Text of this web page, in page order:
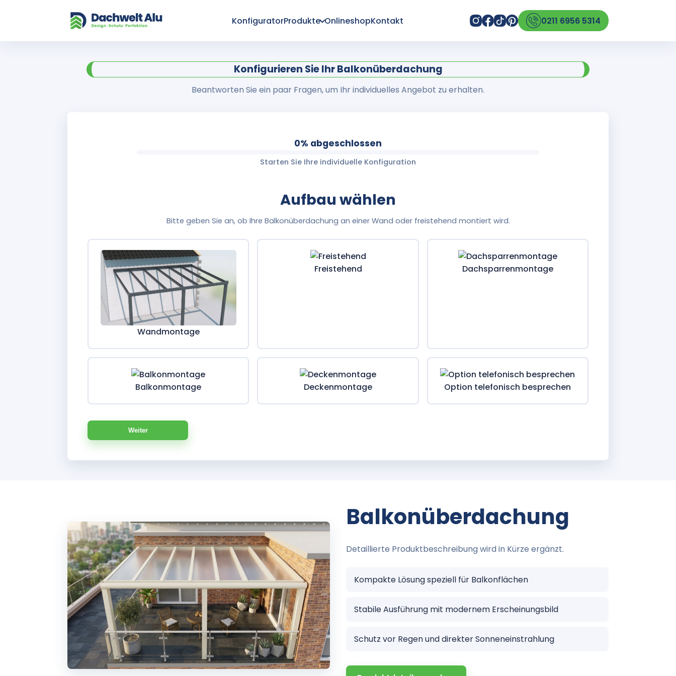
KonfiguratorProdukte OnlineshopKontakt 0211 6956 5314
Konfigurieren Sie Ihr Balkonüberdachung
Beantworten Sie ein paar Fragen, um Ihr individuelles Angebot zu erhalten.
0% abgeschlossen
Starten Sie Ihre individuelle Konfiguration
Aufbau wählen
Bitte geben Sie an, ob Ihre Balkonüberdachung an einer Wand oder freistehend montiert wird.
Wandmontage
Freistehend Dachsparrenmontage
Balkonmontage Deckenmontage Option telefonisch besprechen
Weiter
Balkonüberdachung
Detaillierte Produktbeschreibung wird in Kürze ergänzt.
Kompakte Lösung speziell für Balkonflächen
Stabile Ausführung mit modernem Erscheinungsbild
Schutz vor Regen und direkter Sonneneinstrahlung